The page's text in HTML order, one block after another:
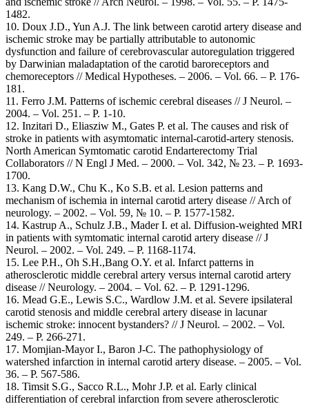
1482.
10. Doux J.D., Yun A.J. The link between carotid artery disease and
ischemic stroke may be partially attributable to autonomic
dysfunction and failure of cerebrovascular autoregulation triggered
by Darwinian maladaptation of the carotid baroreceptors and
chemoreceptors // Medical Hypotheses. – 2006. – Vol. 66. – P. 176-
181.
11. Ferro J.M. Patterns of ischemic cerebral diseases // J Neurol. –
2004. – Vol. 251. – P. 1-10.
12. Inzitari D., Eliasziw M., Gates P. et al. The causes and risk of
stroke in patients with asymtomatic internal-carotid-artery stenosis.
North American Symtomatic carotid Endarterectomy Trial
Collaborators // N Engl J Med. – 2000. – Vol. 342, № 23. – P. 1693-
1700.
13. Kang D.W., Chu K., Ko S.B. et al. Lesion patterns and
mechanism of ischemia in internal carotid artery disease // Arch of
neurology. – 2002. – Vol. 59, № 10. – P. 1577-1582.
14. Kastrup A., Schulz J.B., Mader I. еt al. Diffusion-weighted MRI
in patients with symtomatic internal carotid artery disease // J
Neurol. – 2002. – Vol. 249. – P. 1168-1174.
15. Lee P.H., Oh S.H.,Bang O.Y. et al. Infarct patterns in
atherosclerotic middle cerebral artery versus internal carotid artery
disease // Neurology. – 2004. – Vol. 62. – P. 1291-1296.
16. Mead G.E., Lewis S.C., Wardlow J.M. et al. Severe ipsilateral
carotid stenosis and middle cerebral artery disease in lacunar
ischemic stroke: innocent bystanders? // J Neurol. – 2002. – Vol.
249. – P. 266-271.
17. Momjian-Mayor I., Baron J-C. The pathophysiology of
watershed infarction in internal carotid artery disease. – 2005. – Vol.
36. – P. 567-586.
18. Timsit S.G., Sacco R.L., Mohr J.P. et al. Early clinical
differentiation of cerebral infarction from severe atherosclerotic